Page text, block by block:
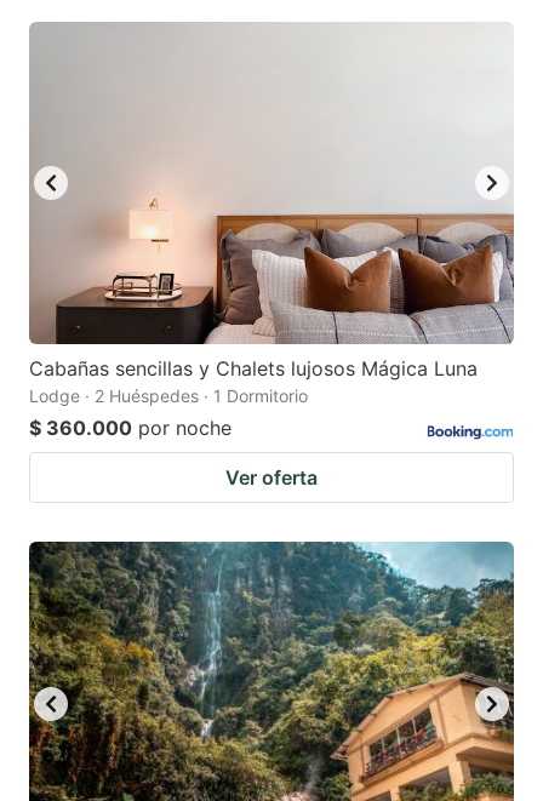
Cabañas sencillas y Chalets lujosos Mágica Luna
Lodge · 2 Huéspedes · 1 Dormitorio
$ 360.000 por noche
Ver oferta